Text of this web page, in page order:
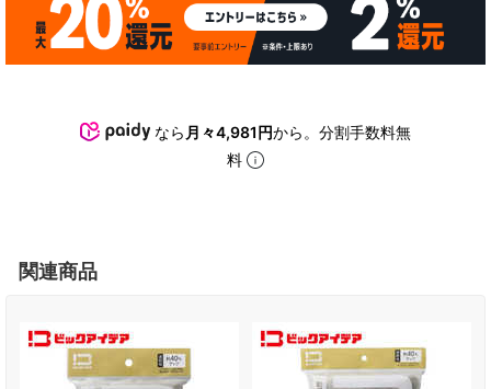
なら 月々4,981円から。分割手数料無
料
関連商品